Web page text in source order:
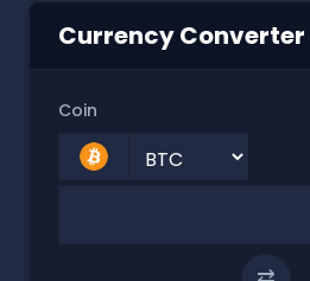
Currency Converter
Coin